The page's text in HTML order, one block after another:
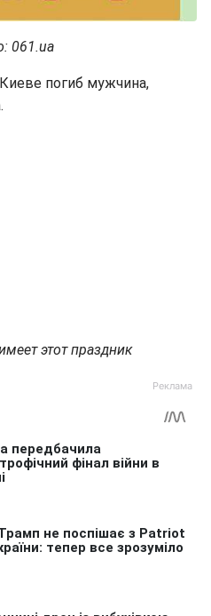
061.ua
погиб мужчина,
этот праздник